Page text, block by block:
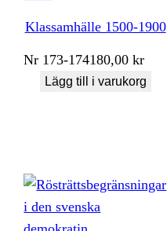
Klassamhälle 1500-1900
Nr 173-174180,00kr
Lägg till i varukorg